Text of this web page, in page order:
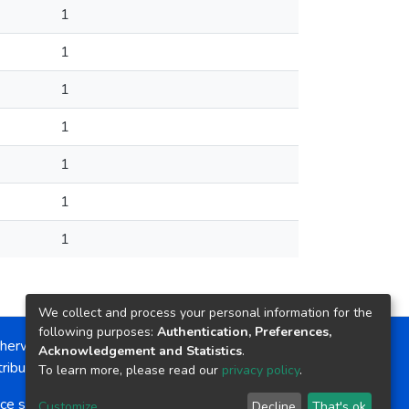
1
1
1
1
1
1
1
noted, the item license is described as:
NonCommercial-NoDerivs 4.0 License
softwarecopyright © 2002-2026 LYRASIS
We collect and process your personal information for the
following purposes: Authentication, Preferences,
Acknowledgement and Statistics.
To learn more, please read our privacy policy.